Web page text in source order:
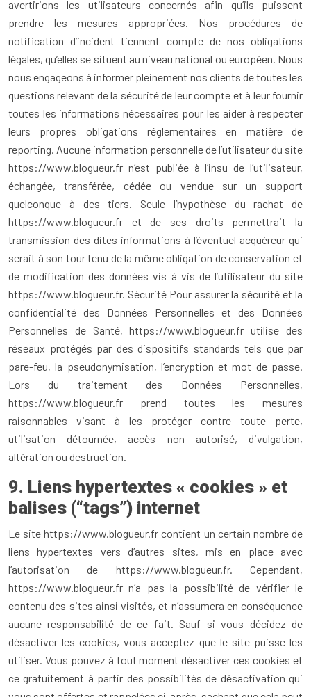
avertirions les utilisateurs concernés afin qu’ils puissent
prendre les mesures appropriées. Nos procédures de
notification d’incident tiennent compte de nos obligations
légales, qu’elles se situent au niveau national ou européen. Nous
nous engageons à informer pleinement nos clients de toutes les
questions relevant de la sécurité de leur compte et à leur fournir
toutes les informations nécessaires pour les aider à respecter
leurs propres obligations réglementaires en matière de
reporting. Aucune information personnelle de l’utilisateur du site
https://www.blogueur.fr n’est publiée à l’insu de l’utilisateur,
échangée, transférée, cédée ou vendue sur un support
quelconque à des tiers. Seule l’hypothèse du rachat de
https://www.blogueur.fr et de ses droits permettrait la
transmission des dites informations à l’éventuel acquéreur qui
serait à son tour tenu de la même obligation de conservation et
de modification des données vis à vis de l’utilisateur du site
https://www.blogueur.fr. Sécurité Pour assurer la sécurité et la
confidentialité des Données Personnelles et des Données
Personnelles de Santé, https://www.blogueur.fr utilise des
réseaux protégés par des dispositifs standards tels que par
pare-feu, la pseudonymisation, l’encryption et mot de passe.
Lors du traitement des Données Personnelles,
https://www.blogueur.fr prend toutes les mesures
raisonnables visant à les protéger contre toute perte,
utilisation détournée, accès non autorisé, divulgation,
altération ou destruction.
9. Liens hypertextes « cookies » et
balises (“tags”) internet
Le site https://www.blogueur.fr contient un certain nombre de
liens hypertextes vers d’autres sites, mis en place avec
l’autorisation de https://www.blogueur.fr. Cependant,
https://www.blogueur.fr n’a pas la possibilité de vérifier le
contenu des sites ainsi visités, et n’assumera en conséquence
aucune responsabilité de ce fait. Sauf si vous décidez de
désactiver les cookies, vous acceptez que le site puisse les
utiliser. Vous pouvez à tout moment désactiver ces cookies et
ce gratuitement à partir des possibilités de désactivation qui